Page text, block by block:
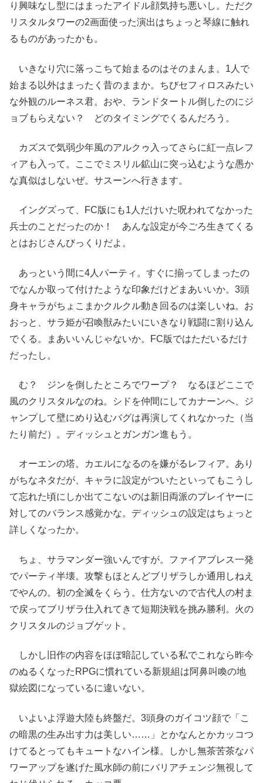
り興味なし型にはまったアイドル顔気持ち悪いし。ただク
リスタルタワーの2画面使った演出はちょっと琴線に触れ
るものがあったかも。
いきなり穴に落っこちて始まるのはそのまんま。1人で
始まる以外はまったく昔のままか。ちびセフィロスみたい
な外観のルーネス君。おや、ランドタートル倒したのにジ
ョブもらえない？ どのタイミングでくるんだろう。
カズスで気弱少年風のアルクゥ入ってさらに紅一点レフ
ィアも入って。ここでミスリル鉱山に突っ込むような愚か
な真似はしないぜ。サスーンへ行きます。
イングズって、FC版にも1人だけいた呪われてなかった
兵士のことだったのか！ あんな設定が今ごろ生きてくる
とはおじさんびっくりだよ。
あっという間に4人パーティ。すぐに揃ってしまったの
でなんか取って付けたような印象だけどまあいいか。3頭
身キャラがちょこまかクルクル動き回るのは楽しいね。お
おっと、サラ姫が召喚獣みたいにいきなり戦闘に割り込ん
でくる。まあいいんじゃないか。FC版ではただいるだけ
だったし。
む？ ジンを倒したところでワープ？ なるほどここで
風のクリスタルなのね。シドを仲間にしてカナーンへ、ジ
ャンプして壁にめり込むバグは再演してくれなかった（当
たり前だ）。ディッシュとガンガン進もう。
オーエンの塔。カエルになるのを嫌がるレフィア。あり
がちなネタだが、キャラに設定がついたといってもこうし
て忘れた頃にしか出てこないのは新旧両派のプレイヤーに
対してのバランス感覚かな。ディッシュの設定はちょっと
詳しくなったか。
ちょ、サラマンダー強いんですが。ファイアブレス一発
でパーティ半壊。攻撃もほとんどブリザラしか通用しねえ
でやんの。初の全滅をくらう。仕方ないので古代人の村ま
で戻ってブリザラ仕入れてきて短期決戦を挑み勝利。火の
クリスタルのジョブゲット。
しかし旧作の内容をほぼ暗記している私でこれなら昨今
のぬるくなったRPGに慣れている新規組は阿鼻叫喚の地
獄絵図になっているに違いない。
いよいよ浮遊大陸も終盤だ。3頭身のガイコツ顔で「こ
の暗黒の生み出す力は美しい……」とかなんとかカッコつ
けてるとってもキュートなハイン様。しかし無茶苦茶なパ
ワーアップを遂げた風水師の前にバリアチェンジ無視して